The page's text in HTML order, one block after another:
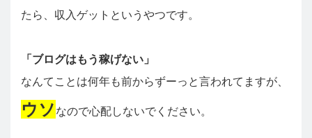
たら、収入ゲットというやつです。
「ブログはもう稼げない」
なんてことは何年も前からずーっと言われてますが、
ウソ なので心配しないでください。